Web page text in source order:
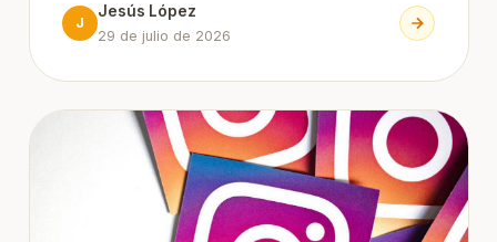
J
Jesús López
29 de julio de 2026